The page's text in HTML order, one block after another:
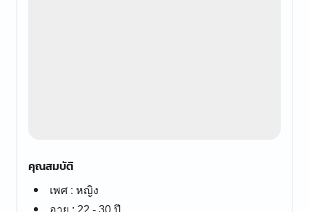
คุณสมบัติ
เพศ : หญิง
อายุ : 22 - 30 ปี